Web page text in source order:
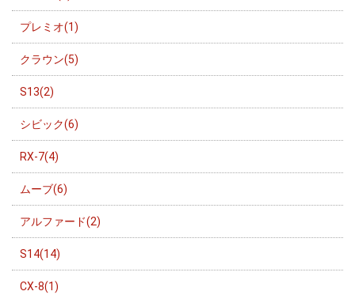
プレミオ(1)
クラウン(5)
S13(2)
シビック(6)
RX-7(4)
ムーブ(6)
アルファード(2)
S14(14)
CX-8(1)